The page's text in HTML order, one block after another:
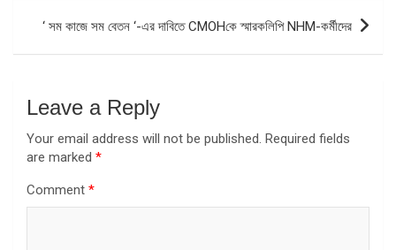
‘ সম কাজে সম বেতন ‘-এর দাবিতে CMOHকে স্মারকলিপি NHM-কর্মীদের
Leave a Reply
Your email address will not be published. Required fields
are marked *
Comment *